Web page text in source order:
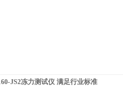
JS2冻力测试仪 满足行业标准